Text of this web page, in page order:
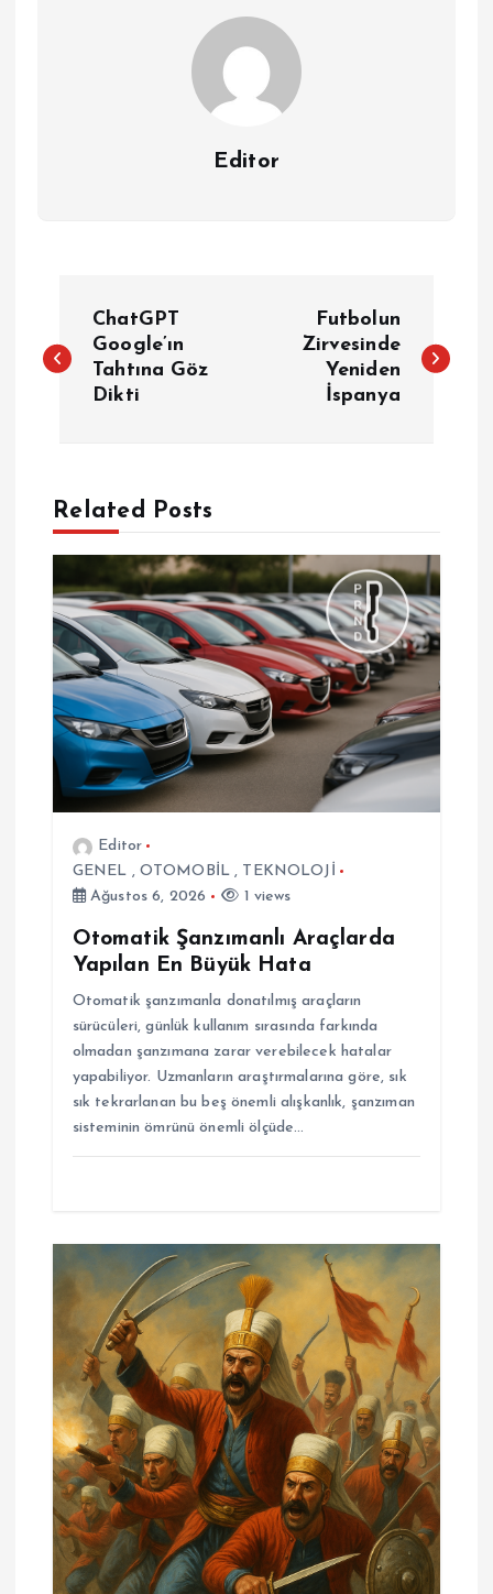
Editor
a
g
e
z
n
m
ChatGPT
Google’ın
Tahtına Göz
Dikti
Futbolun
Zirvesinde
Yeniden
İspanya
Related Posts
Editor
GENEL , OTOMOBİL , TEKNOLOJİ
Ağustos 6, 2026
1 views
Otomatik Şanzımanlı Araçlarda
Yapılan En Büyük Hata
Otomatik şanzımanla donatılmış araçların
sürücüleri, günlük kullanım sırasında farkında
olmadan şanzımana zarar verebilecek hatalar
yapabiliyor. Uzmanların araştırmalarına göre, sık
sık tekrarlanan bu beş önemli alışkanlık, şanzıman
sisteminin ömrünü önemli ölçüde…